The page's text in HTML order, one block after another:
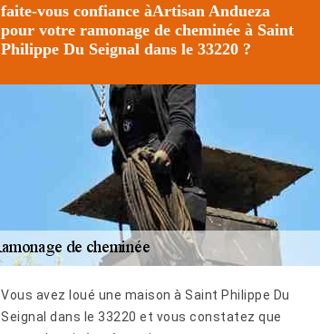
faite-vous confiance àArtisan Andueza
pour votre ramonage de cheminée à Saint
Philippe Du Seignal dans le 33220 ?
Vous avez loué une maison à Saint Philippe Du
Seignal dans le 33220 et vous constatez que